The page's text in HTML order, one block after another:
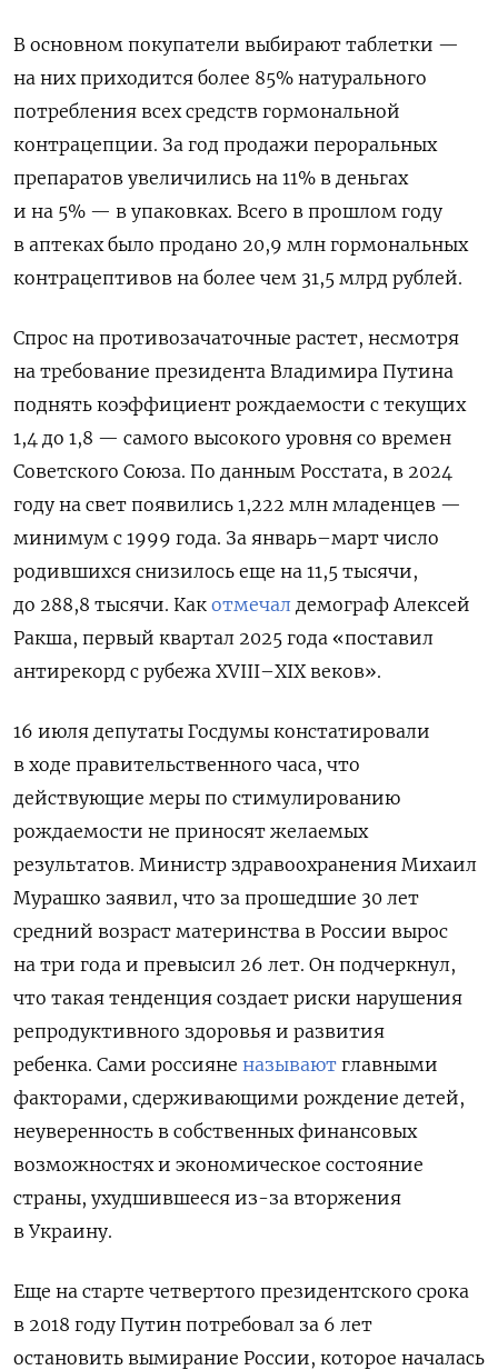
В основном покупатели выбирают таблетки —
на них приходится более 85% натурального
потребления всех средств гормональной
контрацепции. За год продажи пероральных
препаратов увеличились на 11% в деньгах
и на 5% — в упаковках. Всего в прошлом году
в аптеках было продано 20,9 млн гормональных
контрацептивов на более чем 31,5 млрд рублей.
Спрос на противозачаточные растет, несмотря
на требование президента Владимира Путина
поднять коэффициент рождаемости с текущих
1,4 до 1,8 — самого высокого уровня со времен
Советского Союза. По данным Росстата, в 2024
году на свет появились 1,222 млн младенцев —
минимум с 1999 года. За январь–март число
родившихся снизилось еще на 11,5 тысячи,
до 288,8 тысячи. Как отмечал демограф Алексей
Ракша, первый квартал 2025 года «поставил
антирекорд с рубежа XVIII–XIX веков».
16 июля депутаты Госдумы констатировали
в ходе правительственного часа, что
действующие меры по стимулированию
рождаемости не приносят желаемых
результатов. Министр здравоохранения Михаил
Мурашко заявил, что за прошедшие 30 лет
средний возраст материнства в России вырос
на три года и превысил 26 лет. Он подчеркнул,
что такая тенденция создает риски нарушения
репродуктивного здоровья и развития
ребенка. Сами россияне называют главными
факторами, сдерживающими рождение детей,
неуверенность в собственных финансовых
возможностях и экономическое состояние
страны, ухудшившееся из-за вторжения
в Украину.
Еще на старте четвертого президентского срока
в 2018 году Путин потребовал за 6 лет
остановить вымирание России, которое началась